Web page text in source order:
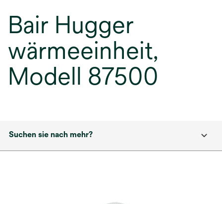
Bair Hugger
wärmeeinheit,
Modell 87500
Suchen sie nach mehr?